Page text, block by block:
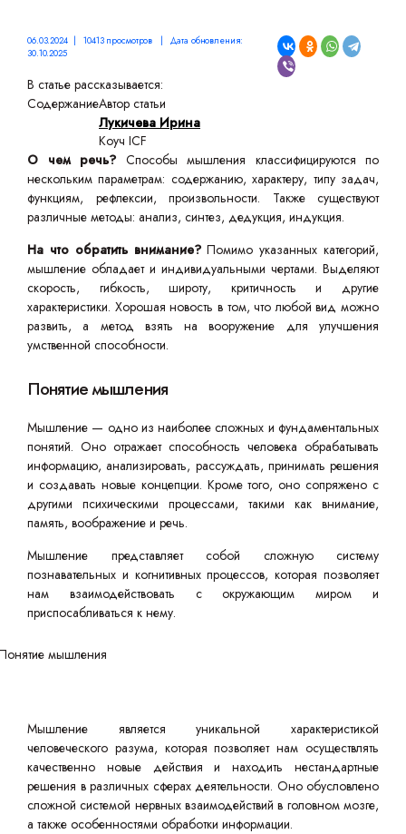
06.03.2024 | 10413 просмотров | Дата обновления:
30.10.2025
В статье рассказывается:
СодержаниеАвтор статьи
Лукичева Ирина
Коуч ICF
О чем речь? Способы мышления классифицируются по
нескольким параметрам: содержанию, характеру, типу задач,
функциям, рефлексии, произвольности. Также существуют
различные методы: анализ, синтез, дедукция, индукция.
На что обратить внимание?Помимо указанных категорий,
мышление обладает и индивидуальными чертами. Выделяют
скорость, гибкость, широту, критичность и другие
характеристики. Хорошая новость в том, что любой вид можно
развить, а метод взять на вооружение для улучшения
умственной способности.
Понятие мышления
Мышление — одно из наиболее сложных и фундаментальных
понятий. Оно отражает способность человека обрабатывать
информацию, анализировать, рассуждать, принимать решения
и создавать новые концепции. Кроме того, оно сопряжено с
другими психическими процессами, такими как внимание,
память, воображение и речь.
Мышление представляет собой сложную систему
познавательных и когнитивных процессов, которая позволяет
нам взаимодействовать с окружающим миром и
приспосабливаться к нему.
Мышление является уникальной характеристикой
человеческого разума, которая позволяет нам осуществлять
качественно новые действия и находить нестандартные
решения в различных сферах деятельности. Оно обусловлено
сложной системой нервных взаимодействий в головном мозге,
а также особенностями обработки информации.